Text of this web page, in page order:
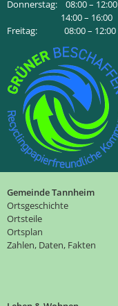
Donnerstag: 08:00 – 12:00
14:00 – 16:00
Freitag: 08:00 – 12:00
Gemeinde Tannheim
Ortsgeschichte
Ortsteile
Ortsplan
Zahlen, Daten, Fakten